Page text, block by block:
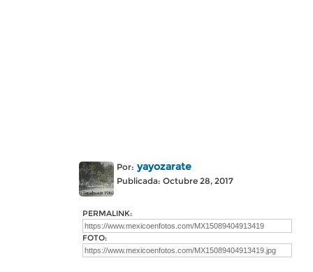
Por: yayozarate
Publicada: Octubre 28, 2017
PERMALINK:
FOTO: